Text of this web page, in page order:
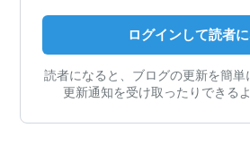
ログインして読者
読者になると、ブログの更新を簡単
更新通知を受け取ったりできる